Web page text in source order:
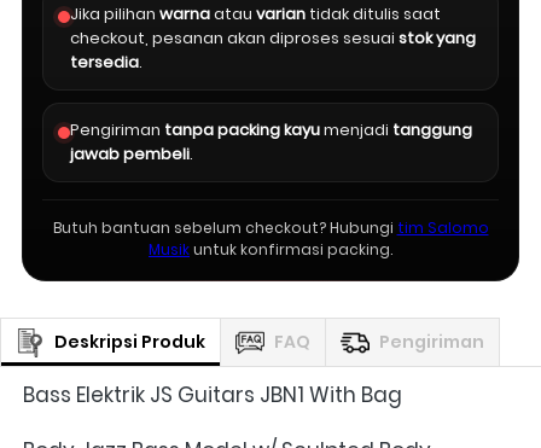
Jika pilihan warnaatau varian tidak ditulis saat
checkout, pesanan akan diproses sesuai stok yang
tersedia.
Pengiriman tanpa packing kayumenjadi tanggung
jawab pembeli.
Butuh bantuan sebelum checkout? Hubungi tim Salomo
Musikuntuk konfirmasi packing.
Deskripsi Produk FAQ Pengiriman
Bass Elektrik JS Guitars JBN1 With Bag